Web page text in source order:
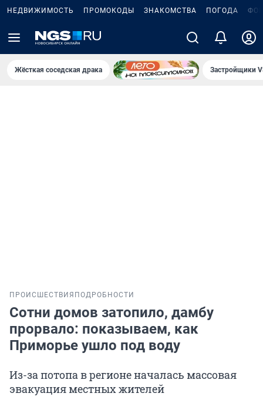
НЕДВИЖИМОСТЬ ПРОМОКОДЫ ЗНАКОМСТВА ПОГОДА
Жёсткая соседская драка Застройщики
ПРОИСШЕСТВИЯ ПОДРОБНОСТИ
Сотни домов затопило, дамбу
прорвало: показываем, как
Приморье ушло под воду
Из-за потопа в регионе началась массовая
эвакуация местных жителей